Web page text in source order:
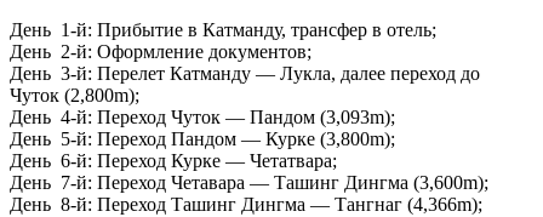
День 1-й: Прибытие в Катманду, трансфер в отель;
День 2-й: Оформление документов;
День 3-й: Перелет Катманду — Лукла, далее переход до
Чуток (2,800m);
День 4-й: Переход Чуток — Пандом (3,093m);
День 5-й: Переход Пандом — Курке (3,800m);
День 6-й: Переход Курке — Четатвара;
День 7-й: Переход Четавара — Ташинг Дингма (3,600m);
День 8-й: Переход Ташинг Дингма — Тангнаг (4,366m);